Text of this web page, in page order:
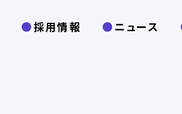
採用情報 ニュース